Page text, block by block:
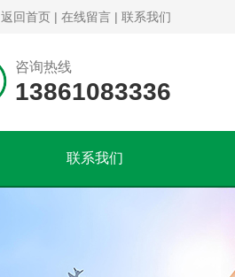
返回首页 | 在线留言 | 联系我们
咨询热线
13861083336
联系我们